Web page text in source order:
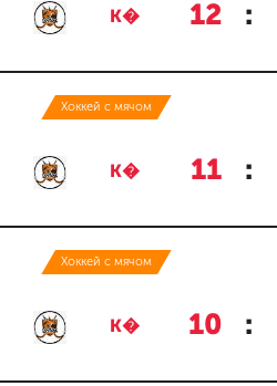
К� 12 :
Хоккей с мячом
К� 11 :
Хоккей с мячом
К� 10 :